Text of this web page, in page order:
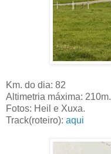
Km. do dia: 82
Altimetria máxima: 210m.
Fotos: Heil e Xuxa.
Track(roteiro): aqui